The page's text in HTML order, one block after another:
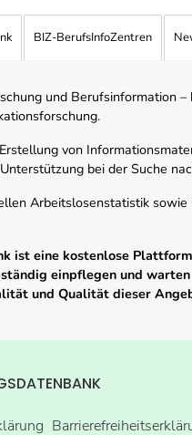
BIZ-BerufsInfoZentren
und Berufsinformation
von
bei der Suche
Arbeitslosenstatistik
ist eine kostenlose
einpflegen und
und Qualität dieser